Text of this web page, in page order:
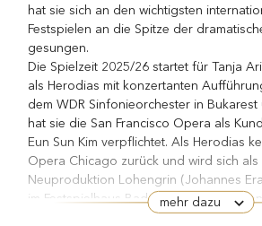
hat sie sich an den wichtigsten
Festspielen an die Spitze der
gesungen.
Die Spielzeit 2025/26 startet für Tanja
als Herodias mit konzertanten
dem WDR Sinfonieorchester in Bukarest
hat sie die San Francisco Opera als
Eun Sun Kim verpflichtet. Als Herodias
Opera Chicago zurück und wird sich
Neuproduktion Lohengrin (Johannes
im Festspielhaus Baden-Baden
ist im Lied von der Erde unter Zubin
mehr dazu